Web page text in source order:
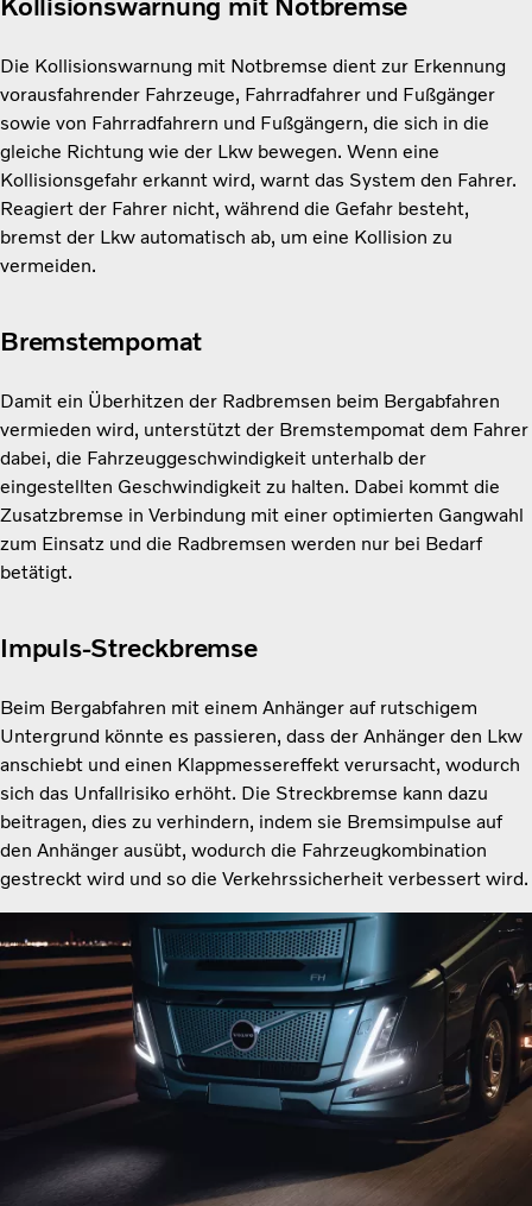
Kollisionswarnung mit Notbremse
Die Kollisionswarnung mit Notbremse dient zur Erkennung
vorausfahrender Fahrzeuge, Fahrradfahrer und Fußgänger
sowie von Fahrradfahrern und Fußgängern, die sich in die
gleiche Richtung wie der Lkw bewegen. Wenn eine
Kollisionsgefahr erkannt wird, warnt das System den Fahrer.
Reagiert der Fahrer nicht, während die Gefahr besteht,
bremst der Lkw automatisch ab, um eine Kollision zu
vermeiden.
Bremstempomat
Damit ein Überhitzen der Radbremsen beim Bergabfahren
vermieden wird, unterstützt der Bremstempomat dem Fahrer
dabei, die Fahrzeuggeschwindigkeit unterhalb der
eingestellten Geschwindigkeit zu halten. Dabei kommt die
Zusatzbremse in Verbindung mit einer optimierten Gangwahl
zum Einsatz und die Radbremsen werden nur bei Bedarf
betätigt.
Impuls-Streckbremse
Beim Bergabfahren mit einem Anhänger auf rutschigem
Untergrund könnte es passieren, dass der Anhänger den Lkw
anschiebt und einen Klappmessereffekt verursacht, wodurch
sich das Unfallrisiko erhöht. Die Streckbremse kann dazu
beitragen, dies zu verhindern, indem sie Bremsimpulse auf
den Anhänger ausübt, wodurch die Fahrzeugkombination
gestreckt wird und so die Verkehrssicherheit verbessert wird.